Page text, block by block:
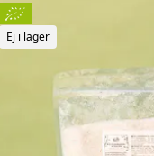
Ej i lager